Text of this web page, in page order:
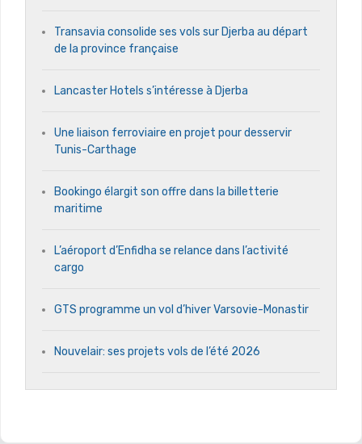
Transavia consolide ses vols sur Djerba au départ
de la province française
Lancaster Hotels s’intéresse à Djerba
Une liaison ferroviaire en projet pour desservir
Tunis-Carthage
Bookingo élargit son offre dans la billetterie
maritime
L’aéroport d’Enfidha se relance dans l’activité
cargo
GTS programme un vol d’hiver Varsovie-Monastir
Nouvelair: ses projets vols de l’été 2026